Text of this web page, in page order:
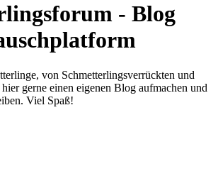
- Blog
von Schmetterlingsverrückten und
gerne einen eigenen Blog aufmachen und
Viel Spaß!